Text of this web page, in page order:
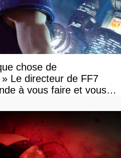
chose de
Le directeur de FF7
à vous faire et vous